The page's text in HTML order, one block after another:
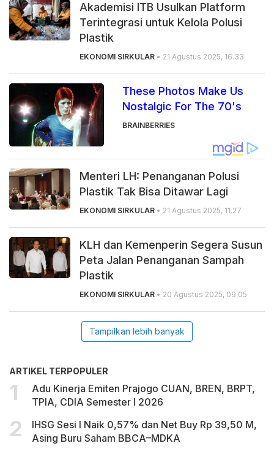
Akademisi ITB Usulkan Platform
Terintegrasi untuk Kelola Polusi
Plastik
EKONOMI SIRKULAR • 21 Agustus 2025, 16.33
These Photos Make Us
Nostalgic For The 70's
BRAINBERRIES
Menteri LH: Penanganan Polusi
Plastik Tak Bisa Ditawar Lagi
EKONOMI SIRKULAR • 21 Agustus 2025, 11.27
KLH dan Kemenperin Segera Susun
Peta Jalan Penanganan Sampah
Plastik
EKONOMI SIRKULAR • 20 Agustus 2025, 09.05
Tampilkan lebih banyak
ARTIKEL TERPOPULER
Adu Kinerja Emiten Prajogo CUAN, BREN, BRPT,
TPIA, CDIA Semester I 2026
IHSG Sesi I Naik 0,57% dan Net Buy Rp 39,50 M,
Asing Buru Saham BBCA–MDKA